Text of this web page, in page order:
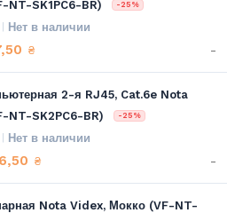
NT-SK1PC6-BR)
-25%
Нет в наличии
₴ -
2-я RJ45, Cat.6e Nota
NT-SK2PC6-BR)
-25%
Нет в наличии
₴ -
Nota Videx, Мокко (VF-NT-